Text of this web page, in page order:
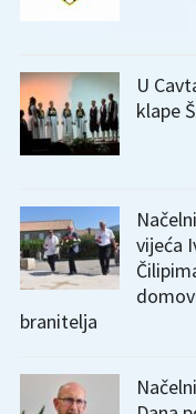
U
klape
vijeća
branitelja